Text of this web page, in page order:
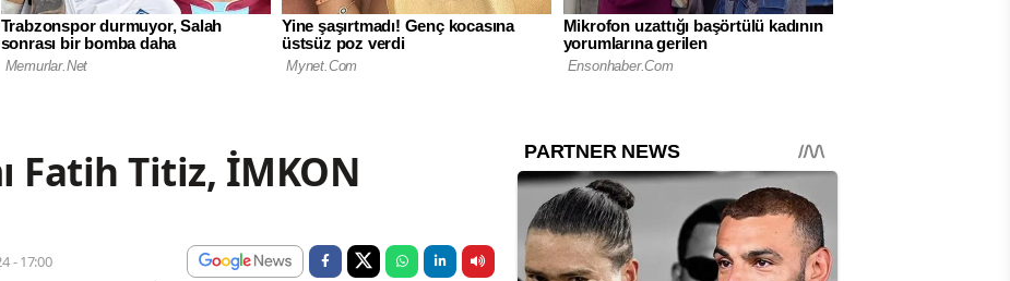
Fatih Titiz, İMKON
- 17:00